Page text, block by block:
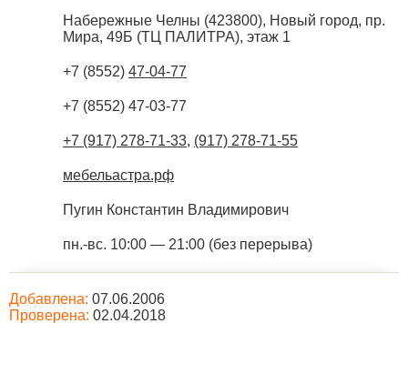
Набережные Челны (423800), Новый город, пр.
Мира, 49Б (ТЦ ПАЛИТРА), этаж 1
+7 (8552) 47-04-77
+7 (8552) 47-03-77
+7 (917) 278-71-33, (917) 278-71-55
мебельастра.рф
Пугин Константин Владимирович
пн.-вс. 10:00 — 21:00 (без перерыва)
Добавлена: 07.06.2006
Проверена: 02.04.2018